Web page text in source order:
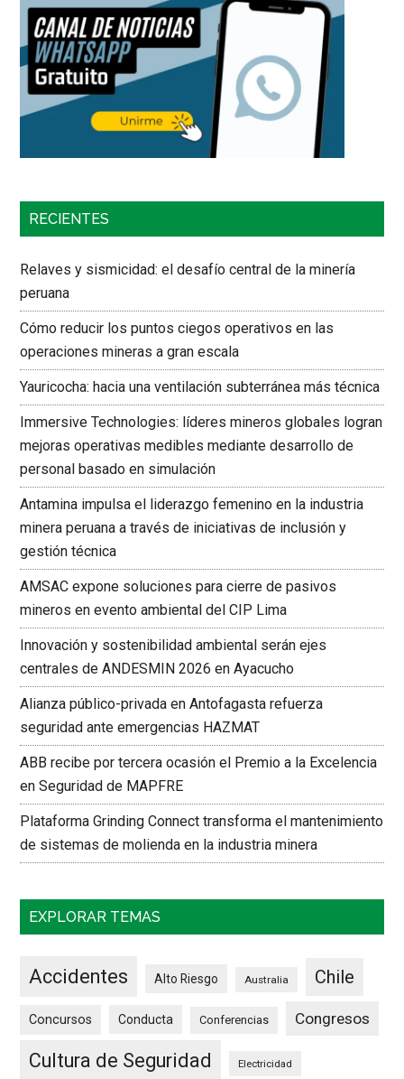
RECIENTES
Relaves y sismicidad: el desafío central de la minería
peruana
Cómo reducir los puntos ciegos operativos en las
operaciones mineras a gran escala
Yauricocha: hacia una ventilación subterránea más técnica
Immersive Technologies: líderes mineros globales logran
mejoras operativas medibles mediante desarrollo de
personal basado en simulación
Antamina impulsa el liderazgo femenino en la industria
minera peruana a través de iniciativas de inclusión y
gestión técnica
AMSAC expone soluciones para cierre de pasivos
mineros en evento ambiental del CIP Lima
Innovación y sostenibilidad ambiental serán ejes
centrales de ANDESMIN 2026 en Ayacucho
Alianza público-privada en Antofagasta refuerza
seguridad ante emergencias HAZMAT
ABB recibe por tercera ocasión el Premio a la Excelencia
en Seguridad de MAPFRE
Plataforma Grinding Connect transforma el mantenimiento
de sistemas de molienda en la industria minera
EXPLORAR TEMAS
Accidentes Alto Riesgo Australia Chile
Concursos Conducta Conferencias Congresos
Cultura de Seguridad Electricidad